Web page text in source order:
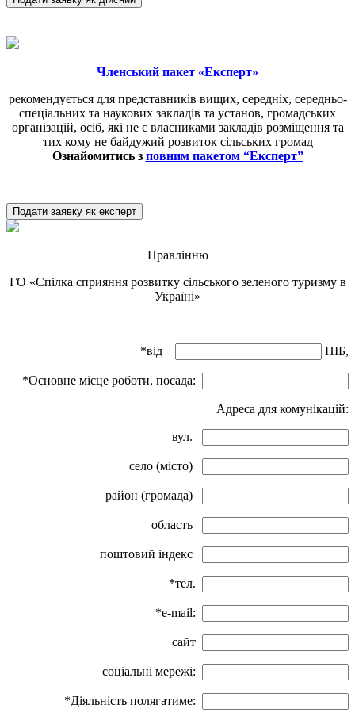
Членський пакет «Експерт»
рекомендується для представників вищих, середніх, середньо-
спеціальних та наукових закладів та установ, громадських
організацій, осіб, які не є власниками закладів розміщення та
тих кому не байдужий розвиток сільських громад
Ознайомитись з повним пакетом “Експерт”
Подати заявку як експерт
Правлінню
ГО «Спілка сприяння розвитку сільського зеленого туризму в
Україні»
*від ПІБ,
*Основне місце роботи, посада:
Адреса для комунікацій:
вул.
село (місто)
район (громада)
область
поштовий індекс
*тел.
*e-mail:
сайт
соціальні мережі:
*Діяльність полягатиме: